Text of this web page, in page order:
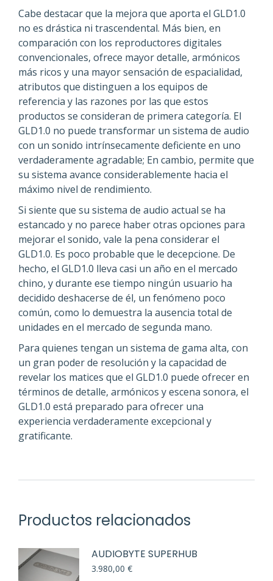
Cabe destacar que la mejora que aporta el GLD1.0
no es drástica ni trascendental. Más bien, en
comparación con los reproductores digitales
convencionales, ofrece mayor detalle, armónicos
más ricos y una mayor sensación de espacialidad,
atributos que distinguen a los equipos de
referencia y las razones por las que estos
productos se consideran de primera categoría. El
GLD1.0 no puede transformar un sistema de audio
con un sonido intrínsecamente deficiente en uno
verdaderamente agradable; En cambio, permite que
su sistema avance considerablemente hacia el
máximo nivel de rendimiento.
Si siente que su sistema de audio actual se ha
estancado y no parece haber otras opciones para
mejorar el sonido, vale la pena considerar el
GLD1.0. Es poco probable que le decepcione. De
hecho, el GLD1.0 lleva casi un año en el mercado
chino, y durante ese tiempo ningún usuario ha
decidido deshacerse de él, un fenómeno poco
común, como lo demuestra la ausencia total de
unidades en el mercado de segunda mano.
Para quienes tengan un sistema de gama alta, con
un gran poder de resolución y la capacidad de
revelar los matices que el GLD1.0 puede ofrecer en
términos de detalle, armónicos y escena sonora, el
GLD1.0 está preparado para ofrecer una
experiencia verdaderamente excepcional y
gratificante.
Productos relacionados
AUDIOBYTE SUPERHUB
3.980,00 €